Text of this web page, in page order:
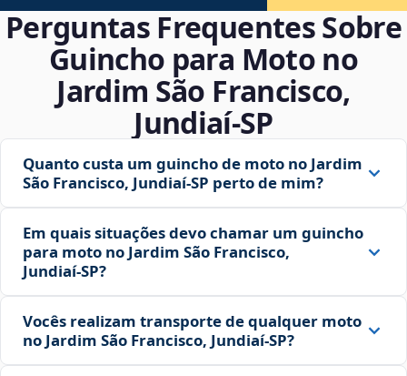
Perguntas Frequentes Sobre
Guincho para Moto no
Jardim São Francisco,
Jundiaí‑SP
Quanto custa um guincho de moto no Jardim
São Francisco, Jundiaí‑SP perto de mim?
Em quais situações devo chamar um guincho
para moto no Jardim São Francisco,
Jundiaí‑SP?
Vocês realizam transporte de qualquer moto
no Jardim São Francisco, Jundiaí‑SP?